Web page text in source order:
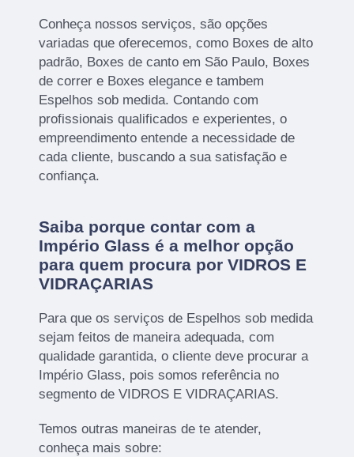
Conheça nossos serviços, são opções
variadas que oferecemos, como Boxes de alto
padrão, Boxes de canto em São Paulo, Boxes
de correr e Boxes elegance e tambem
Espelhos sob medida. Contando com
profissionais qualificados e experientes, o
empreendimento entende a necessidade de
cada cliente, buscando a sua satisfação e
confiança.
Saiba porque contar com a
Império Glass é a melhor opção
para quem procura por VIDROS E
VIDRAÇARIAS
Para que os serviços de Espelhos sob medida
sejam feitos de maneira adequada, com
qualidade garantida, o cliente deve procurar a
Império Glass, pois somos referência no
segmento de VIDROS E VIDRAÇARIAS.
Temos outras maneiras de te atender,
conheça mais sobre: